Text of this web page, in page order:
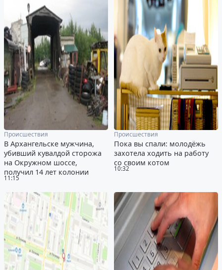
11:15
Происшествия
В Архангельске мужчина,
убивший кувалдой сторожа
на Окружном шоссе,
получил 14 лет колонии
10:32
Происшествия
Пока вы спали: молодёжь
захотела ходить на работу
со своим котом